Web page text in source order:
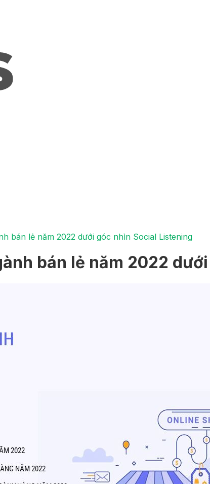
bán lẻ năm 2022 dưới góc nhìn Social Listening
bán lẻ năm 2022